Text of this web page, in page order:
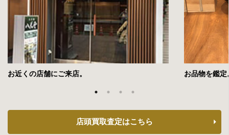
お近くの店舗にご来店。 お品物を鑑定
店頭買取査定はこちら